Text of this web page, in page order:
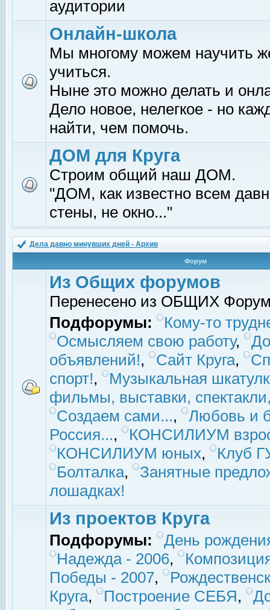
аудитории
Онлайн-школа
Мы многому можем научить
учиться.
Ныне это можно делать и
Дело новое, нелегкое - но
найти, чем помочь.
ДОМ для Круга
Строим общий наш ДОМ.
"ДОМ, как известно всем
стены, не окно..."
Дела давно минувших дней - Архив
Форум
Из Общих форумов
Перенесено из ОБЩИХ
Подфорумы:
Кому-то
Осмысляем свою работу,
объявлений!, Сайт Круга,
спорт!,
Музыкальная
фильмы, выставки,
Создаем сами...,
Любовь и
Россия...,
КОНСИЛИУМ
КОНСИЛИУМ юных,
Клуб
Болталка,
Занятные
лошадках!
Из проектов Круга
Подфорумы:
День
Надежда - 2006,
Победы - 2007,
Круга, Построение СЕБЯ,